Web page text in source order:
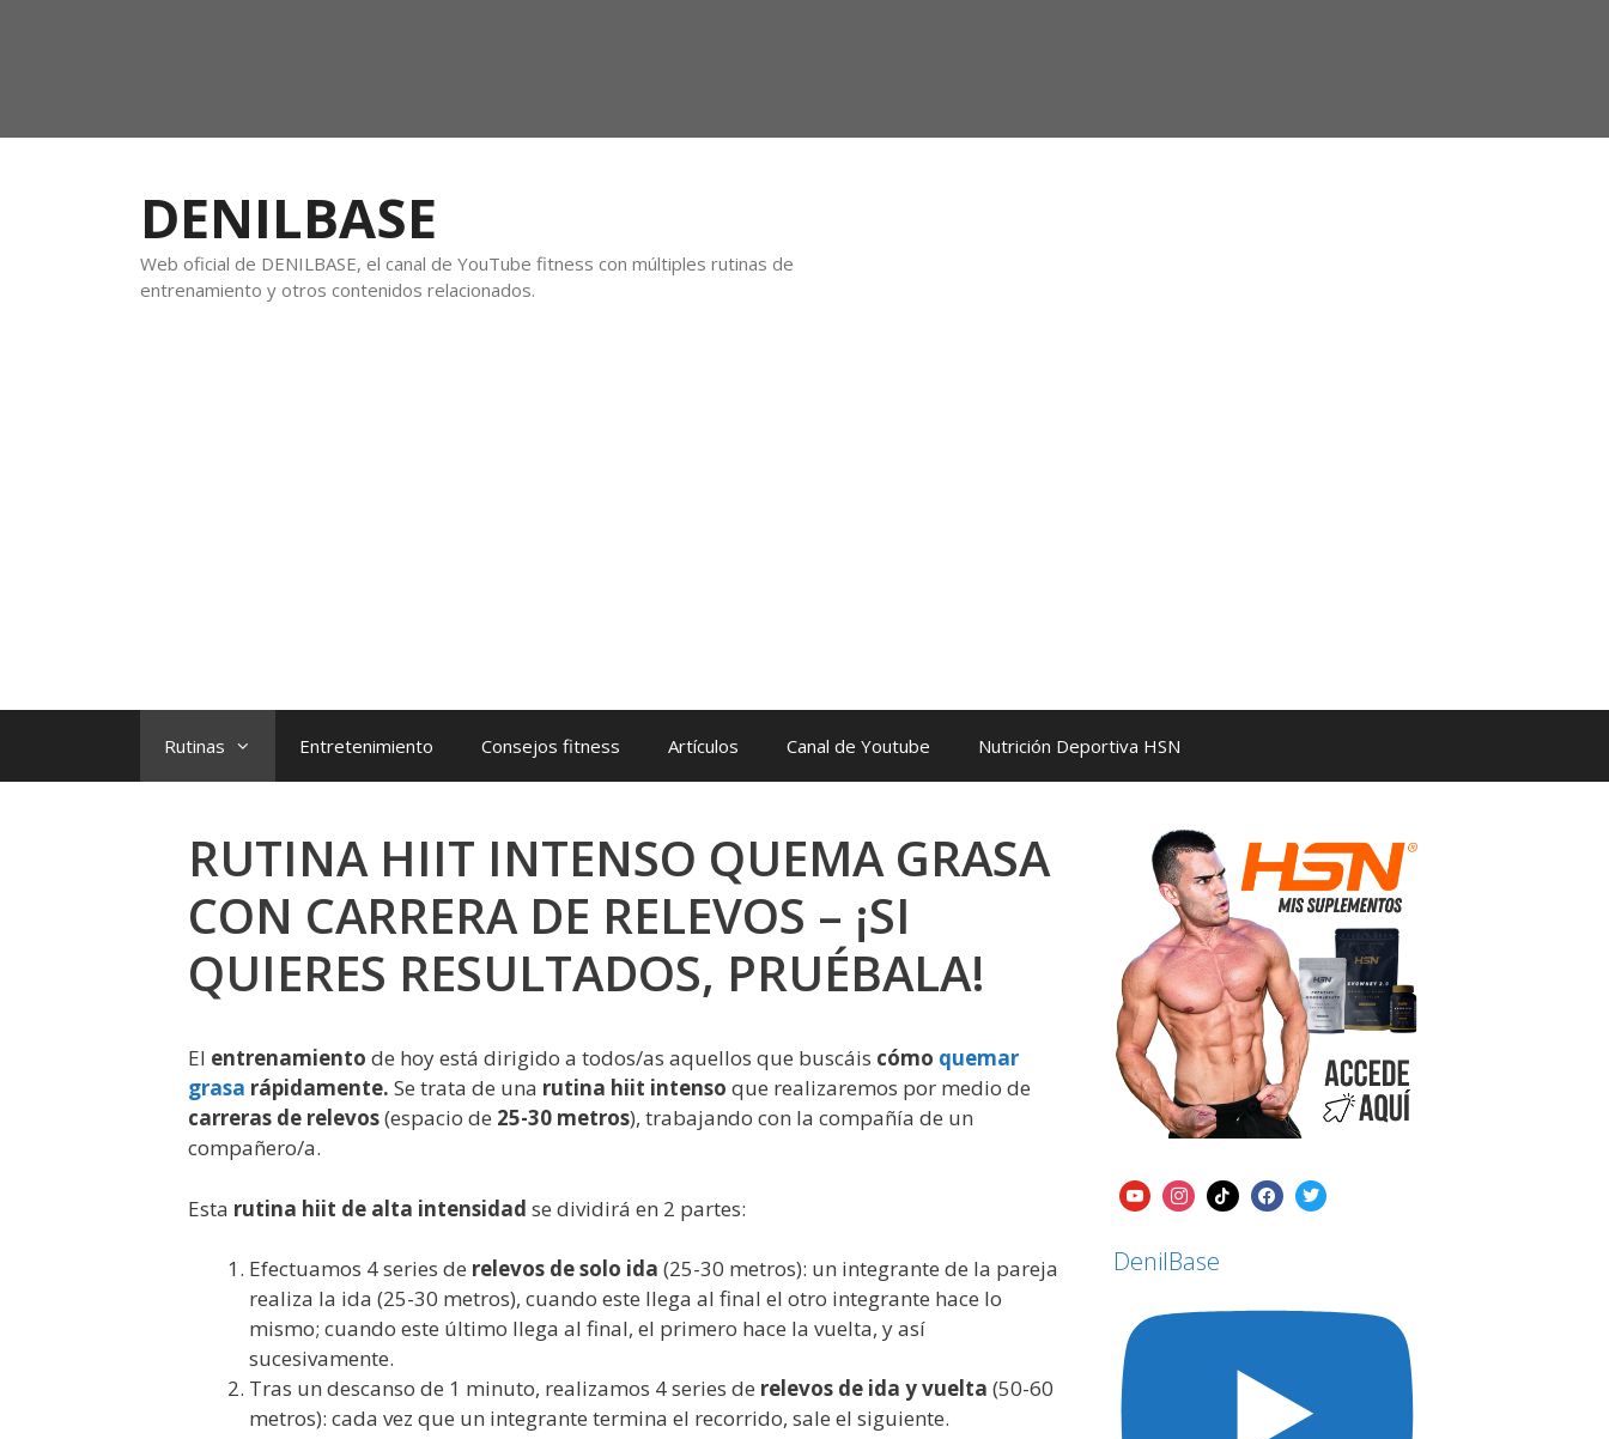
DENILBASE
Web oficial de DENILBASE, el canal de YouTube fitness con múltiples rutinas de
entrenamiento y otros contenidos relacionados.
Rutinas Entretenimiento Consejos fitness Artículos Canal de Youtube Nutrición Deportiva HSN
RUTINA HIIT INTENSO QUEMA GRASA
CON CARRERA DE RELEVOS – ¡SI
QUIERES RESULTADOS, PRUÉBALA!
El entrenamiento de hoy está dirigido a todos/as aquellos que buscáis cómo quemar
grasa rápidamente. Se trata de una rutina hiit intenso que realizaremos por medio de
carreras de relevos(espacio de 25-30 metros), trabajando con la compañía de un
compañero/a.
Esta rutina hiit de alta intensidad se dividirá en 2 partes:
Efectuamos 4 series de relevos de solo ida (25-30 metros): un integrante de la pareja
realiza la ida (25-30 metros), cuando este llega al final el otro integrante hace lo
mismo; cuando este último llega al final, el primero hace la vuelta, y así
sucesivamente.
Tras un descanso de 1 minuto, realizamos 4 series de relevos de ida y vuelta (50-60
metros): cada vez que un integrante termina el recorrido, sale el siguiente.
DenilBase